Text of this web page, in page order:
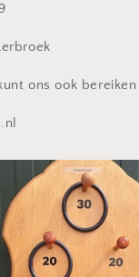
ons ook